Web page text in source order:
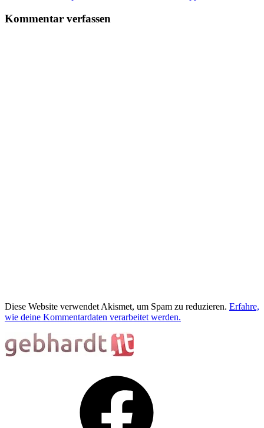
Navigation
Kommentar verfassen
Diese Website verwendet Akismet, um Spam zu reduzieren. Erfahre,
wie deine Kommentardaten verarbeitet werden.